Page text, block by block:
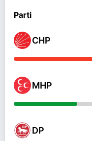
Parti
CHP
MHP
DP